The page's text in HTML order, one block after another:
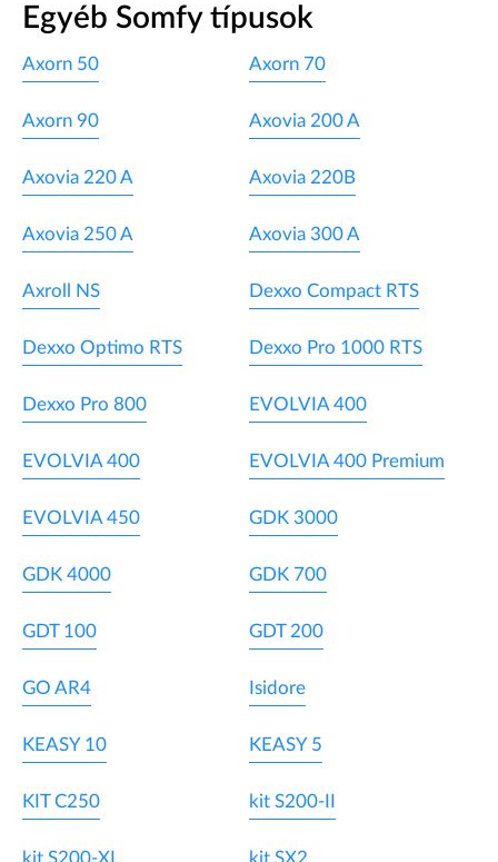
Egyéb Somfy típusok
Axorn 50 Axorn 70
Axorn 90 Axovia 200 A
Axovia 220 A Axovia 220B
Axovia 250 A Axovia 300 A
Axroll NS Dexxo Compact RTS
Dexxo Optimo RTS Dexxo Pro 1000 RTS
Dexxo Pro 800 EVOLVIA 400
EVOLVIA 400 EVOLVIA 400 Premium
EVOLVIA 450 GDK 3000
GDK 4000 GDK 700
GDT 100 GDT 200
GO AR4 Isidore
KEASY 10 KEASY 5
KIT C250 kit S200-II
kit S200-XL kit SX2